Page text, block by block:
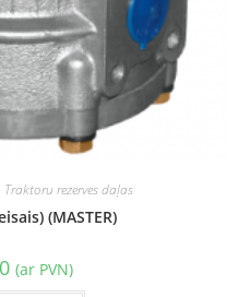
Traktoru rezerves daļas
(MASTER)
(ar PVN)